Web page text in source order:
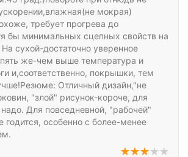
мокрая)
требует прогрева до
бы минимальных сцепных свойств на
сухой-достаточно уверенное
же-чем выше температура и
и,соответственно, покрышки, тем
Отличный дизайн,"не
"злой" рисунок-короче, для
надо. Для повседневной, "рабочей"
годится, особенно с более-менее